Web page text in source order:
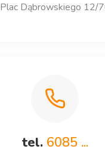
Plac Dąbrowskiego 12/
tel. 6085 ...